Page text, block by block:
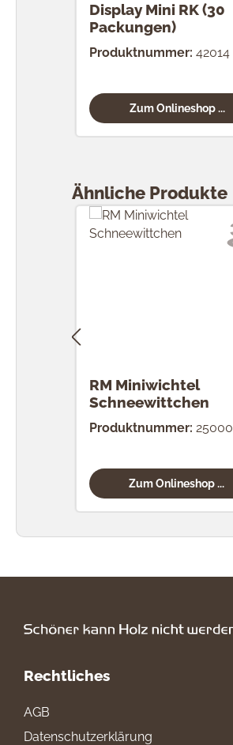
Display Mini RK (30
Packungen)
Produktnummer: 42014
Zum Onlineshop ...
Ähnliche Produkte
RM Miniwichtel
Schneewittchen
Produktnummer: 25000
Zum Onlineshop ...
Rechtliches
AGB
Datenschutzerklärung